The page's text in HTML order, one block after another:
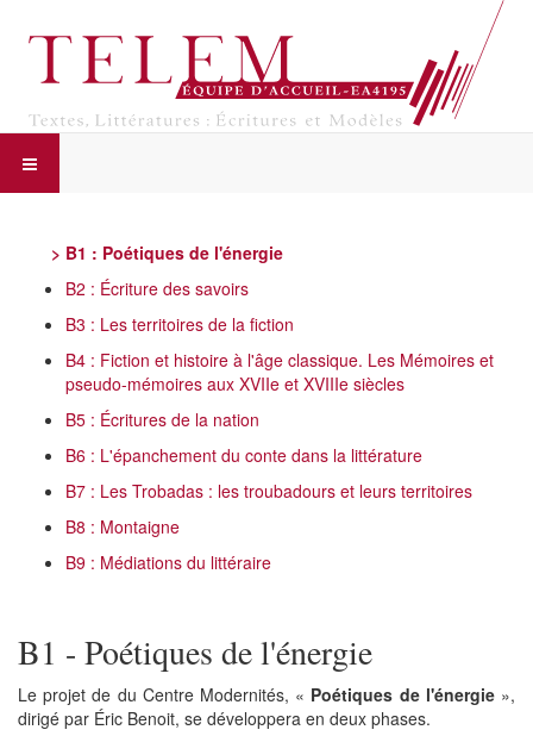
> B1 : Poétiques de l'énergie
B2 : Écriture des savoirs
B3 : Les territoires de la fiction
B4 : Fiction et histoire à l'âge classique. Les Mémoires et
pseudo-mémoires aux XVIIe et XVIIIe siècles
B5 : Écritures de la nation
B6 : L'épanchement du conte dans la littérature
B7 : Les Trobadas : les troubadours et leurs territoires
B8 : Montaigne
B9 : Médiations du littéraire
B1 - Poétiques de l'énergie
Le projet de du Centre Modernités, « Poétiques de l'énergie»,
dirigé par Éric Benoit, se développera en deux phases.